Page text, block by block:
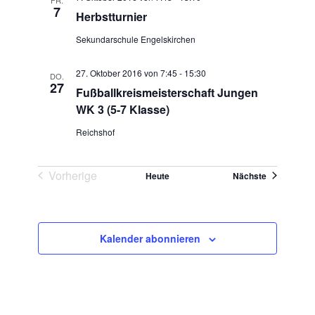
7 Herbstturnier
Sekundarschule Engelskirchen
DO.
27
Fußballkreismeisterschaft Jungen
WK 3 (5-7 Klasse)
27. Oktober 2016 von 7:45 - 15:30
Reichshof
Vorherige
Heute Nächste
Kalender abonnieren